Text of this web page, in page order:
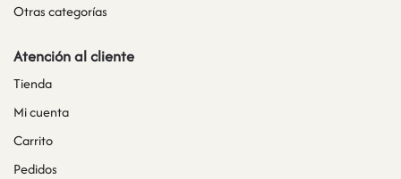
Otras categorías
Atención al cliente
Tienda
Mi cuenta
Carrito
Pedidos